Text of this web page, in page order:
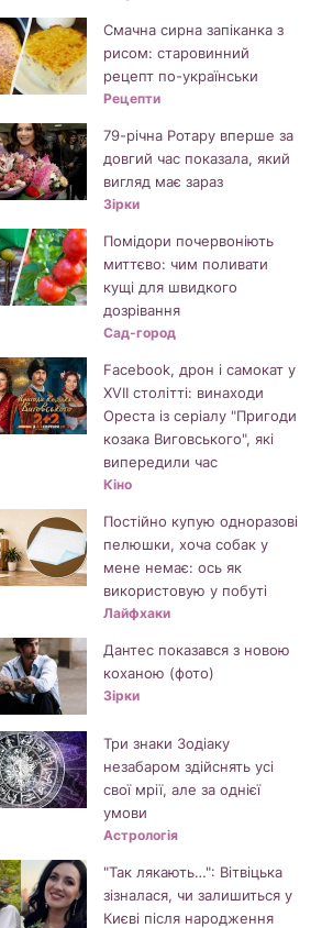
Смачна сирна запіканка з
рисом: старовинний
рецепт по-українськи
Рецепти
79-річна Ротару вперше за
довгий час показала, який
вигляд має зараз
Зірки
Помідори почервоніють
миттєво: чим поливати
кущі для швидкого
дозрівання
Сад-город
Facebook, дрон і самокат у
XVII столітті: винаходи
Ореста із серіалу "Пригоди
козака Виговського", які
випередили час
Кіно
Постійно купую одноразові
пелюшки, хоча собак у
мене немає: ось як
використовую у побуті
Лайфхаки
Дантес показався з новою
коханою (фото)
Зірки
Три знаки Зодіаку
незабаром здійснять усі
свої мрії, але за однієї
умови
Астрологія
"Так лякають…": Вітвіцька
зізналася, чи залишиться у
Києві після народження